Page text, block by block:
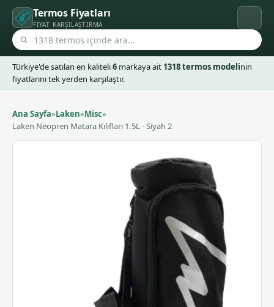
Termos Fiyatları
FIYAT KARŞILAŞTIRMA
Türkiye'de satılan en kaliteli6 markaya ait 1318 termos modelinin
fiyatlarını tek yerden karşılaştır.
Ana Sayfa»Laken»Misc»
Laken Neopren Matara Kılıfları 1.5L - Siyah 2